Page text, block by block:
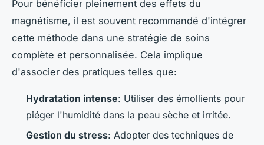
Pour bénéficier pleinement des effets du
magnétisme, il est souvent recommandé d'intégrer
cette méthode dans une stratégie de soins
complète et personnalisée. Cela implique
d'associer des pratiques telles que:
Hydratation intense: Utiliser des émollients pour
piéger l'humidité dans la peau sèche et irritée.
Gestion du stress: Adopter des techniques de